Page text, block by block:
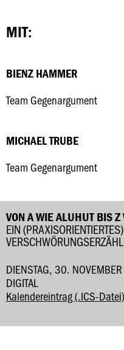
MIT:
BIENZ HAMMER
Team Gegenargument
MICHAEL TRUBE
Team Gegenargument
VON A WIE ALUHUT BIS
EIN
DIENSTAG, 30.
DIGITAL
Kalendereintrag (.ICS-